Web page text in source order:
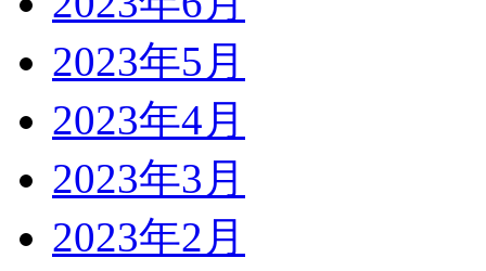
2023年5月
2023年4月
2023年3月
2023年2月